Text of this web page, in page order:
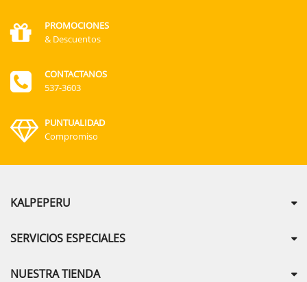
PROMOCIONES
& Descuentos
CONTACTANOS
537-3603
PUNTUALIDAD
Compromiso
KALPEPERU
SERVICIOS ESPECIALES
NUESTRA TIENDA